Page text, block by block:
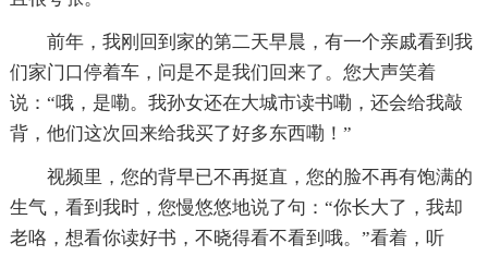
前年，我刚回到家的第二天早晨，有一个亲戚看到我
们家门口停着车，问是不是我们回来了。您大声笑着
说：“哦，是嘞。我孙女还在大城市读书嘞，还会给我敲
背，他们这次回来给我买了好多东西嘞！”
视频里，您的背早已不再挺直，您的脸不再有饱满的
生气，看到我时，您慢悠悠地说了句：“你长大了，我却
老咯，想看你读好书，不晓得看不看到哦。”看着，听